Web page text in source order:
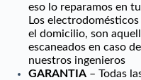
eso lo reparamos en
Los
el domicilio, son
escaneados en caso
nuestros ingenieros
GARANTIA – Todas